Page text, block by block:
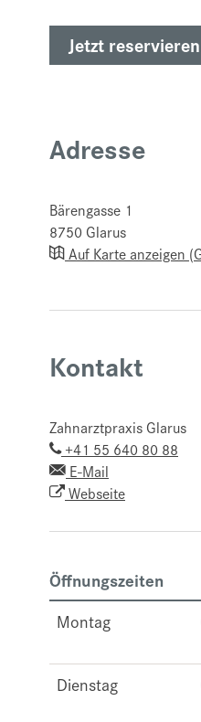
Jetzt reservieren
Adresse
Bärengasse 1
8750 Glarus
Auf Karte anzeigen
Kontakt
Zahnarztpraxis Glarus
+41 55 640 80 88
E-Mail
Webseite
Öffnungszeiten
Montag
Dienstag